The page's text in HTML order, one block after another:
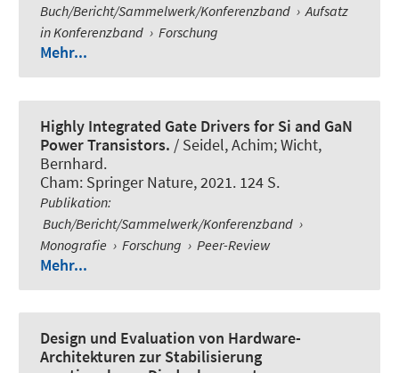
Buch/Bericht/Sammelwerk/Konferenzband › Aufsatz
in Konferenzband › Forschung
Mehr...
Highly Integrated Gate Drivers for Si and GaN
Power Transistors. / Seidel, Achim; Wicht,
Bernhard.
Cham: Springer Nature, 2021. 124 S.
Publikation:
Buch/Bericht/Sammelwerk/Konferenzband ›
Monografie › Forschung › Peer-Review
Mehr...
Design und Evaluation von Hardware-
Architekturen zur Stabilisierung